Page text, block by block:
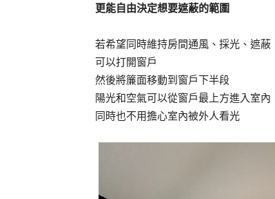
更能自由決定想要遮蔽的範圍
若希望同時維持房間通風、採光、遮蔽
可以打開窗戶
然後將簾面移動到窗戶下半段
陽光和空氣可以從窗戶最上方進入室內
同時也不用擔心室內被外人看光